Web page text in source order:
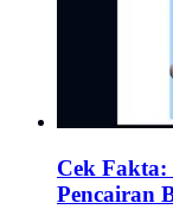
Cek Fakta:
Pencairan